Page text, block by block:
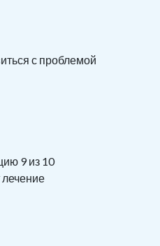
с проблемой
9 из 10